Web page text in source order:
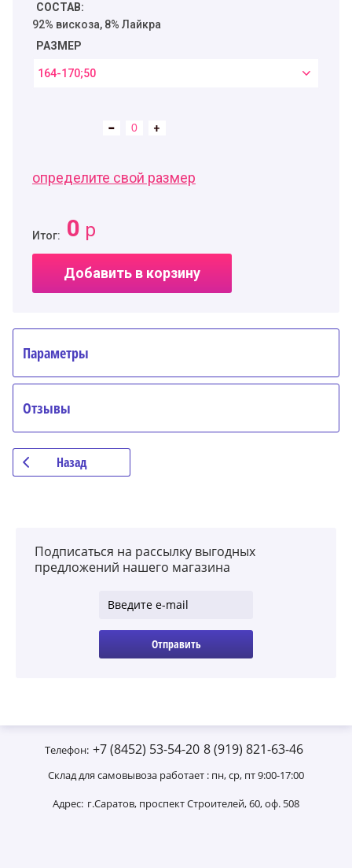
СОСТАВ:
92% вискоза, 8% Лайкра
РАЗМЕР
164-170;50
определите свой размер
Итог: 0 р
Добавить в корзину
Параметры
Отзывы
Назад
Подписаться на рассылку выгодных
предложений нашего магазина
Отправить
Телефон: +7 (8452) 53-54-20 8 (919) 821-63-46
Склад для самовывоза работает : пн, ср, пт 9:00-17:00
Адрес: г.Саратов, проспект Строителей, 60, оф. 508